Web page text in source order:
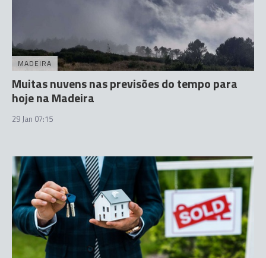
MADEIRA
Muitas nuvens nas previsões do tempo para
hoje na Madeira
29 Jan 07:15